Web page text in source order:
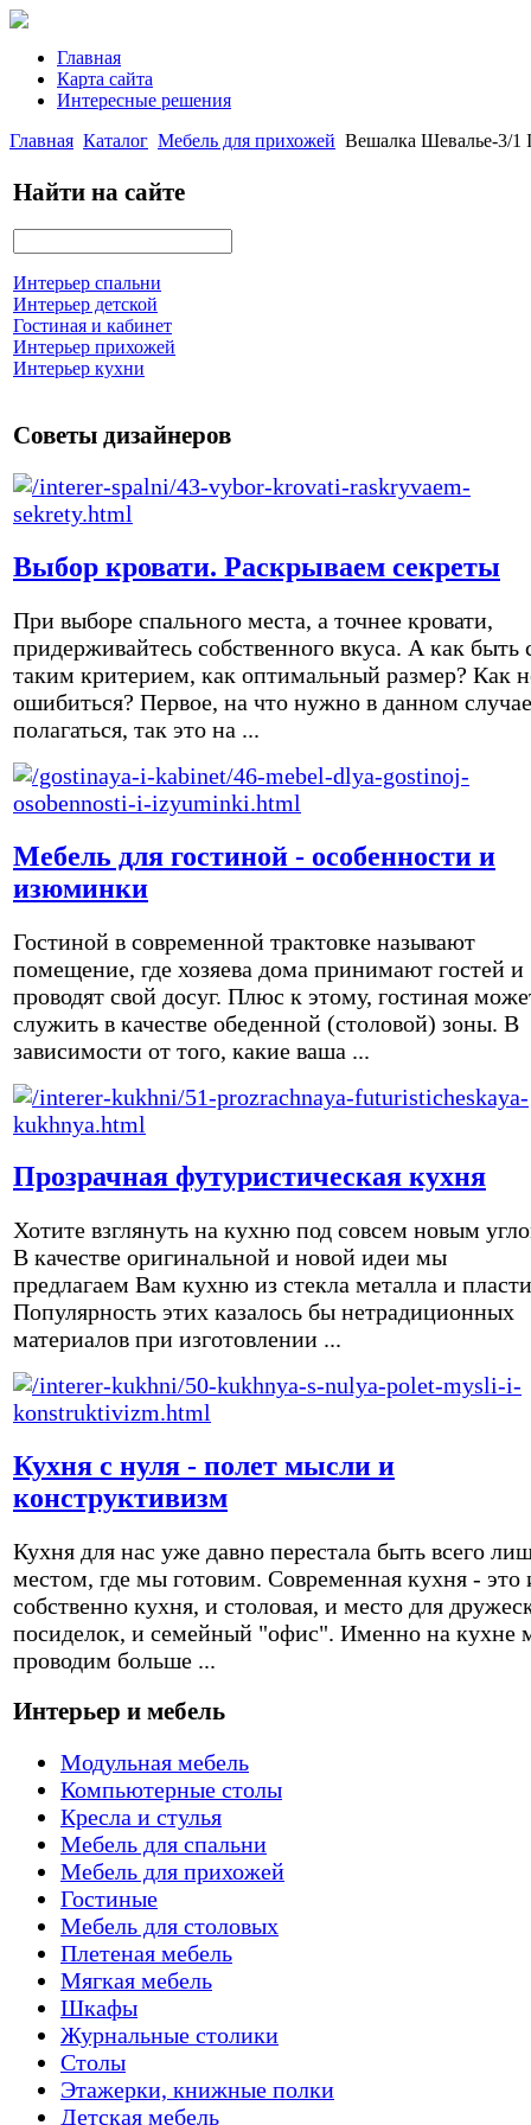
Главная
Карта сайта
Интересные решения
Главная Каталог Мебель для прихожей Вешалка Шевалье-3/1
Найти на сайте
Интерьер спальни
Интерьер детской
Гостиная и кабинет
Интерьер прихожей
Интерьер кухни
Советы дизайнеров
Выбор кровати. Раскрываем секреты
При выборе спального места, а точнее кровати,
придерживайтесь собственного вкуса. А как быть
таким критерием, как оптимальный размер? Как
ошибиться? Первое, на что нужно в данном случае
полагаться, так это на ...
Мебель для гостиной - особенности и
изюминки
Гостиной в современной трактовке называют
помещение, где хозяева дома принимают гостей и
проводят свой досуг. Плюс к этому, гостиная
служить в качестве обеденной (столовой) зоны. В
зависимости от того, какие ваша ...
Прозрачная футуристическая кухня
Хотите взглянуть на кухню под совсем новым
В качестве оригинальной и новой идеи мы
предлагаем Вам кухню из стекла металла и
Популярность этих казалось бы нетрадиционных
материалов при изготовлении ...
Кухня с нуля - полет мысли и
конструктивизм
Кухня для нас уже давно перестала быть всего
местом, где мы готовим. Современная кухня - это
собственно кухня, и столовая, и место для
посиделок, и семейный "офис". Именно на кухне
проводим больше ...
Интерьер и мебель
Модульная мебель
Компьютерные столы
Кресла и стулья
Мебель для спальни
Мебель для прихожей
Гостиные
Мебель для столовых
Плетеная мебель
Мягкая мебель
Шкафы
Журнальные столики
Столы
Этажерки, книжные полки
Детская мебель